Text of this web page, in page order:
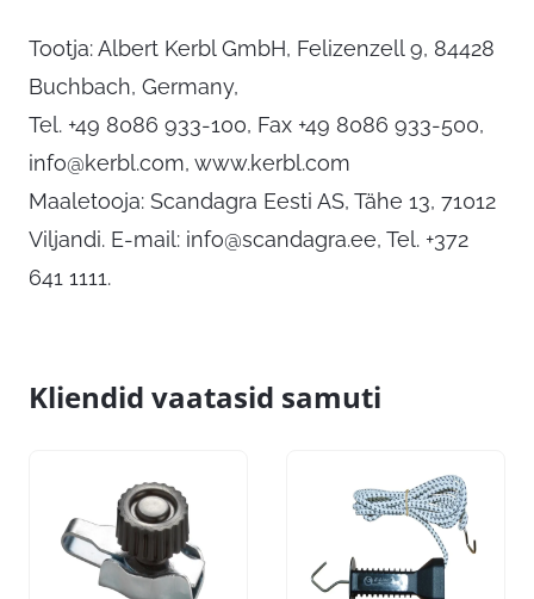
Tootja: Albert Kerbl GmbH, Felizenzell 9, 84428
Buchbach, Germany,
Tel. +49 8086 933-100, Fax +49 8086 933-500,
info@kerbl.com, www.kerbl.com
Maaletooja: Scandagra Eesti AS, Tähe 13, 71012
Viljandi. E-mail: info@scandagra.ee, Tel. +372
641 1111.
Kliendid vaatasid samuti